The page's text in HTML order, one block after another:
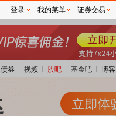
债券 视频 股吧 基金吧 博客
登录 我的菜单 证券交易